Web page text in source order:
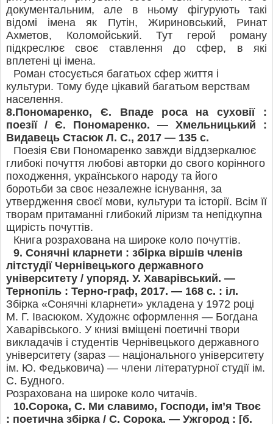
документальним, але в ньому фігурують такі
відомі імена як Путін, Жириновський, Ринат
Ахметов, Коломойський. Тут герой роману
підкреслює своє ставлення до сфер, в які
вплетені ці імена.
Роман стосується багатьох сфер життя і
культури. Тому буде цікавий багатьом верствам
населення.
8.Пономаренко, Є. Впаде роса на суховії :
поезії / Є. Пономаренко. — Хмельницький :
Видавець Стасюк Л. С., 2017 — 135 с.
Поезія Єви Пономаренко завжди віддзеркалює
глибокі почуття любові авторки до свого корінного
походження, українського народу та його
боротьби за своє незалежне існування, за
утвердження своєї мови, культури та історії. Всім її
творам притаманні глибокий ліризм та непідкупна
щирість почуттів.
Книга розрахована на широке коло почуттів.
9.Сонячні кларнети : збірка віршів членів
літстудії Чернівецького державного
університету / упоряд. У. Хаварівський. —
Тернопіль : Терно-граф, 2017. — 168 с. : іл.
Збірка «Сонячні кларнети» укладена у 1972 році
М. Г. Івасюком. Художнє оформлення — Богдана
Хаварівського. У книзі вміщені поетичні твори
викладачів і студентів Чернівецького державного
університету (зараз — національного університету
ім. Ю. Федьковича) — члени літературної студії ім.
С. Будного.
Розрахована на широке коло читачів.
10.Сорока, С. Ми славимо, Господи, ім’я Твоє
: поетична збірка / С. Сорока. — Ужгород : [б.